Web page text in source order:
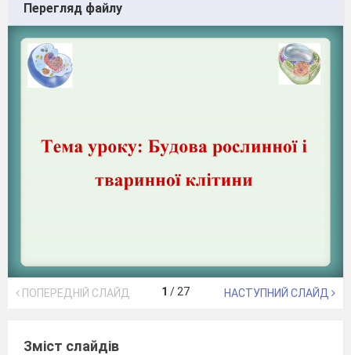
Перегляд файлу
ПОПЕРЕДНІЙ СЛАЙД 1 / 27 НАСТУПНИЙ СЛАЙД
Зміст слайдів